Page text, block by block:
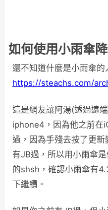
如何使用小雨傘
還不知道什麼是小雨傘的
https://steachs.com/
這是網友讓阿湯(透過遠
iphone4，因為他之前在
過，因為手殘去按了更
有JB過，所以用小雨傘
的shsh，確認小雨傘有
下繼續。